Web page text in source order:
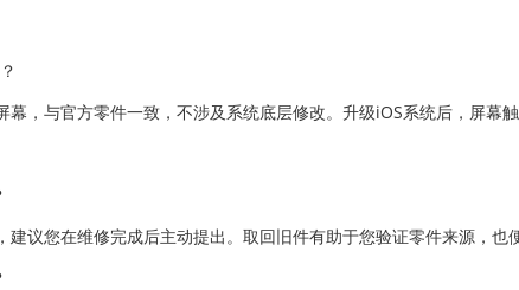
幕，与官方零件一致，不涉及系统底层修改。升级iOS系统后，屏幕
议您在维修完成后主动提出。取回旧件有助于您验证零件来源，也